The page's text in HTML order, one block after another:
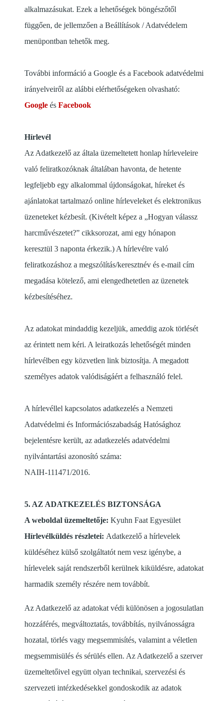
alkalmazásukat. Ezek a lehetőségek böngészőtől
függően, de jellemzően a Beállítások / Adatvédelem
menüpontban tehetők meg.
További információ a Google és a Facebook adatvédelmi
irányelveiről az alábbi elérhetőségeken olvasható:
Google és Facebook
Hírlevél
Az Adatkezelő az általa üzemeltetett honlap hírleveleire
való feliratkozóknak általában havonta, de hetente
legfeljebb egy alkalommal újdonságokat, híreket és
ajánlatokat tartalmazó online hírleveleket és elektronikus
üzeneteket kézbesít. (Kivételt képez a „Hogyan válassz
harcművészetet?” cikksorozat, ami egy hónapon
keresztül 3 naponta érkezik.) A hírlevélre való
feliratkozáshoz a megszólítás/keresztnév és e-mail cím
megadása kötelező, ami elengedhetetlen az üzenetek
kézbesítéséhez.
Az adatokat mindaddig kezeljük, ameddig azok törlését
az érintett nem kéri. A leiratkozás lehetőségét minden
hírlevélben egy közvetlen link biztosítja. A megadott
személyes adatok valódiságáért a felhasználó felel.
A hírlevéllel kapcsolatos adatkezelés a Nemzeti
Adatvédelmi és Információszabadság Hatósághoz
bejelentésre került, az adatkezelés adatvédelmi
nyilvántartási azonosító száma:
NAIH-111471/2016.
5. AZ ADATKEZELÉS BIZTONSÁGA
A weboldal üzemeltetője: Kyuhn Faat Egyesület
Hírlevélküldés részletei: Adatkezelő a hírlevelek
küldéséhez külső szolgáltatót nem vesz igénybe, a
hírlevelek saját rendszerből kerülnek kiküldésre, adatokat
harmadik személy részére nem továbbít.
Az Adatkezelő az adatokat védi különösen a jogosulatlan
hozzáférés, megváltoztatás, továbbítás, nyilvánosságra
hozatal, törlés vagy megsemmisítés, valamint a véletlen
megsemmisülés és sérülés ellen. Az Adatkezelő a szerver
üzemeltetőivel együtt olyan technikai, szervezési és
szervezeti intézkedésekkel gondoskodik az adatok